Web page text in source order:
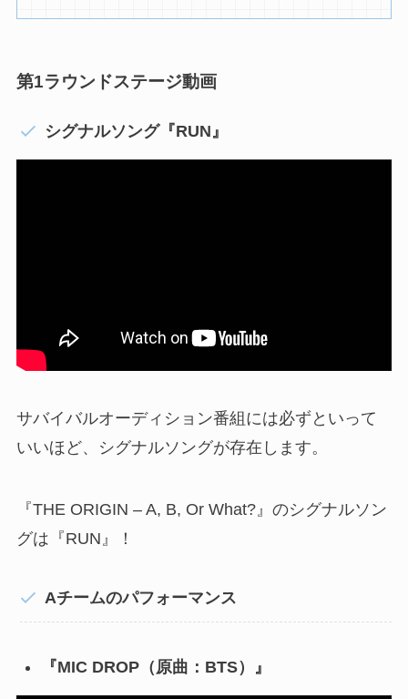
第1ラウンドステージ動画
シグナルソング『RUN』
サバイバルオーディション番組には必ずといって
いいほど、シグナルソングが存在します。
『THE ORIGIN – A, B, Or What?』のシグナルソン
グは『RUN』！
Aチームのパフォーマンス
『MIC DROP（原曲：BTS）』